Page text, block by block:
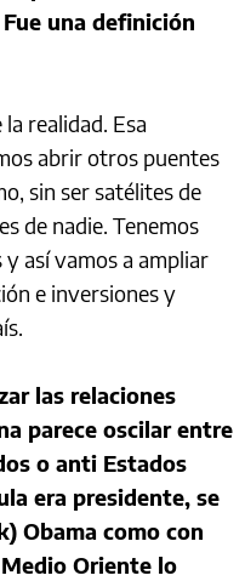
una definición
realidad. Esa
abrir otros puentes
sin ser satélites de
de nadie. Tenemos
así vamos a ampliar
e inversiones y
las relaciones
parece oscilar entre
o anti Estados
era presidente, se
Obama como con
Oriente lo